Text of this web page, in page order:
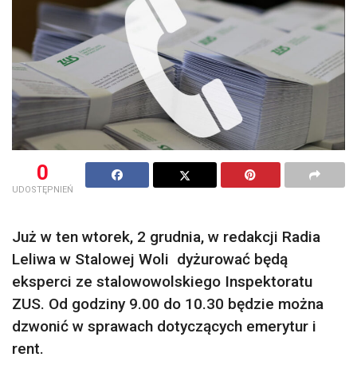
0
UDOSTĘPNIEŃ
Już w ten wtorek, 2 grudnia, w redakcji Radia
Leliwa w Stalowej Woli dyżurować będą
eksperci ze stalowowolskiego Inspektoratu
ZUS. Od godziny 9.00 do 10.30 będzie można
dzwonić w sprawach dotyczących emerytur i
rent.